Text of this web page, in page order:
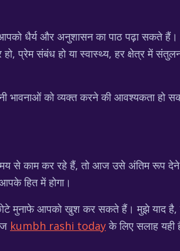
धैर्य और अनुशासन का पाठ पढ़ा सकते
प्रेम संबंध हो या स्वास्थ्य, हर क्षेत्र में
भावनाओं को व्यक्त करने की आवश्यकता हो
से काम कर रहे हैं, तो आज उसे अंतिम रूप
हित में होगा।
छोटे मुनाफे आपको खुश कर सकते हैं। मुझे याद है,
kumbh rashi todayके लिए सलाह यही